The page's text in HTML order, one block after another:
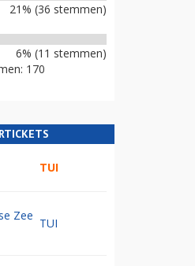
21% (36 stemmen)
6% (11 stemmen)
170
TUI
Zee
TUI